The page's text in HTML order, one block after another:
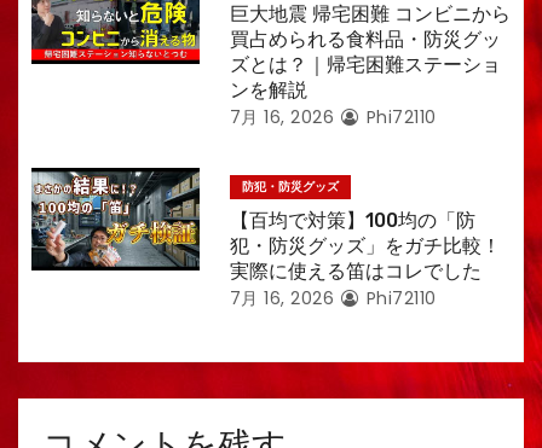
巨大地震 帰宅困難 コンビニから
買占められる食料品・防災グッ
ズとは？｜帰宅困難ステーショ
ンを解説
7月 16, 2026 Phi72110
防犯・防災グッズ
【百均で対策】100均の「防
犯・防災グッズ」をガチ比較！
実際に使える笛はコレでした
7月 16, 2026 Phi72110